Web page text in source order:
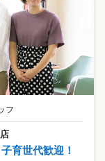
フ
育世代歓迎！